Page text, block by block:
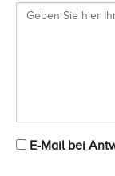
E-Mail bei